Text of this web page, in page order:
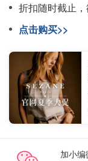
折扣随时截止，
点击购买>>
加小编